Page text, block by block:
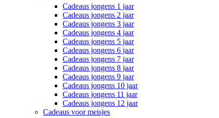
Cadeaus jongens 1 jaar
Cadeaus jongens 2 jaar
Cadeaus jongens 3 jaar
Cadeaus jongens 4 jaar
Cadeaus jongens 5 jaar
Cadeaus jongens 6 jaar
Cadeaus jongens 7 jaar
Cadeaus jongens 8 jaar
Cadeaus jongens 9 jaar
Cadeaus jongens 10 jaar
Cadeaus jongens 11 jaar
Cadeaus jongens 12 jaar
Cadeaus voor meisjes